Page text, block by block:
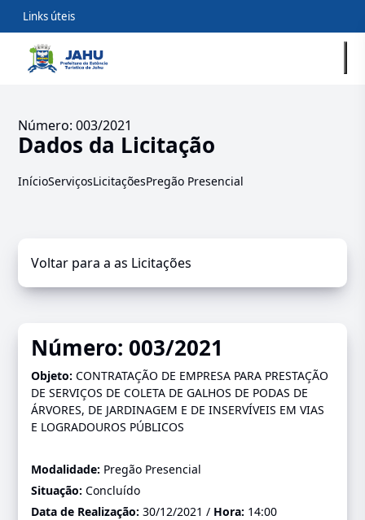
Links úteis
Número: 003/2021
Dados da Licitação
InícioServiçosLicitaçõesPregão Presencial
Voltar para a as Licitações
Número: 003/2021
Objeto:CONTRATAÇÃO DE EMPRESA PARA PRESTAÇÃO
DE SERVIÇOS DE COLETA DE GALHOS DE PODAS DE
ÁRVORES, DE JARDINAGEM E DE INSERVÍVEIS EM VIAS
E LOGRADOUROS PÚBLICOS
Modalidade: Pregão Presencial
Situação:Concluído
Data de Realização:30/12/2021 / Hora: 14:00